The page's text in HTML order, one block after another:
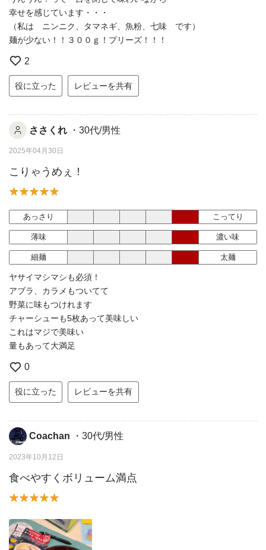
幸せを感じています・・・
（私は ニンニク、タマネギ、魚粉、七味 です）
麺が少ない！！３００ｇ！プリーズ！！！
2
役に立った レビューを共有
ささくれ ・30代/男性
2025年04月30日
こりゃうめぇ！
あっさり こってり
薄味 濃い味
細麺 太麺
ヤサイマシマシも必須！
アブラ、カラメもついてて
野菜に味もつけれます
チャーシューも5枚あって美味しい
これはマジで美味い
量もあって大満足
0
役に立った レビューを共有
Coachan ・30代/男性
2023年10月12日
食べやすくボリューム満点